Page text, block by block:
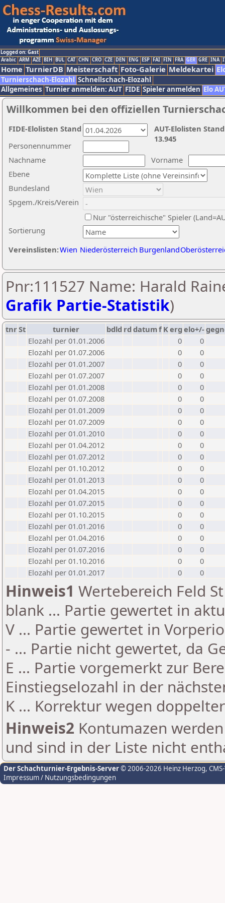
Logged on: Gast
Arabic ARM AZE BIH BUL CAT CHN CRO CZE DEN ENG ESP FAI FIN FRA GER GRE INA
Home TurnierDB Meisterschaft Foto-Galerie Meldekartei
Turnierschach-Elozahl Schnellschach-Elozahl
Allgemeines Turnier anmelden: AUT FIDE Spieler anmelden Elo
Willkommen bei den offiziellen
Nachname
Vorname
Ebene
Sortierung
Personennummer
Bundesland
Spgem./Kreis/Verein
Nur "österreichische" Spieler
Vereinslisten:Wien Niederösterreich Burgenland
AUT-Elolisten
13.945
FIDE-Elolisten Stand
Pnr:111527 Name: Harald
Grafik Partie-Statistik)
tnrSt turnier bdld rd datumf Kerg elo+/-
Elozahl per 01.01.2006
0
0
Elozahl per 01.07.2006
0
0
Elozahl per 01.01.2007
0
0
Elozahl per 01.07.2007
0
0
Elozahl per 01.01.2008
0
0
Elozahl per 01.07.2008
0
0
Elozahl per 01.01.2009
0
0
Elozahl per 01.07.2009
0
0
Elozahl per 01.01.2010
0
0
Elozahl per 01.04.2012
0
0
Elozahl per 01.07.2012
0
0
Elozahl per 01.10.2012
0
0
Elozahl per 01.01.2013
0
0
Elozahl per 01.04.2015
0
0
Elozahl per 01.07.2015
0
0
Elozahl per 01.10.2015
0
0
Elozahl per 01.01.2016
0
0
Elozahl per 01.04.2016
0
0
Elozahl per 01.07.2016
0
0
Elozahl per 01.10.2016
0
0
Elozahl per 01.01.2017
0 0
Hinweis1 Wertebereich Feld
blank ... Partie gewertet in
V ... Partie gewertet in
- ... Partie nicht gewertet, da
E ... Partie vorgemerkt zur
Einstiegselozahl in der
K ... Korrektur wegen
Hinweis2 Kontumazen
und sind in der Liste nicht
Der Schachturnier-Ergebnis-Server© 2006-2026 Heinz Herzog,
Impressum / Nutzungsbedingungen